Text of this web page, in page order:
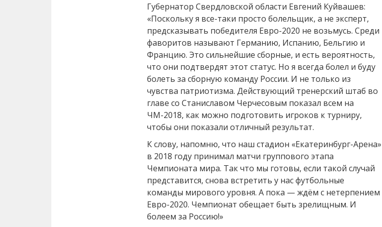
Губернатор Свердловской области Евгений Куйвашев:
«Поскольку я все-таки просто болельщик, а не эксперт,
предсказывать победителя Евро-2020 не возьмусь. Среди
фаворитов называют Германию, Испанию, Бельгию и
Францию. Это сильнейшие сборные, и есть вероятность,
что они подтвердят этот статус. Но я всегда болел и буду
болеть за сборную команду России. И не только из
чувства патриотизма. Действующий тренерский штаб во
главе со Станиславом Черчесовым показал всем на
ЧМ-2018, как можно подготовить игроков к турниру,
чтобы они показали отличный результат.
К слову, напомню, что наш стадион «Екатеринбург-Арена»
в 2018 году принимал матчи группового этапа
Чемпионата мира. Так что мы готовы, если такой случай
представится, снова встретить у нас футбольные
команды мирового уровня. А пока — ждём с нетерпением
Евро-2020. Чемпионат обещает быть зрелищным. И
болеем за Россию!»